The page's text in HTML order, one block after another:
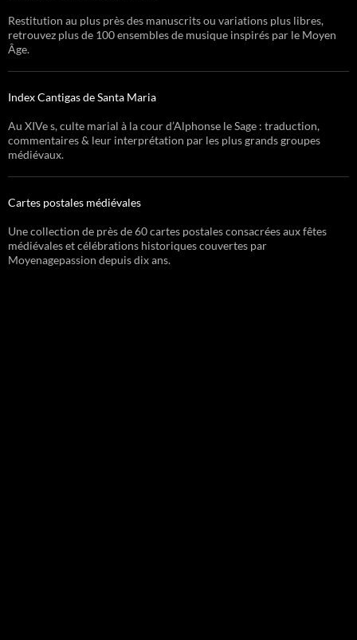
Restitution au plus près des manuscrits ou variations plus libres,
retrouvez plus de 100 ensembles de musique inspirés par le Moyen
Âge.
Index Cantigas de Santa Maria
Au XIVe s, culte marial à la cour d’Alphonse le Sage : traduction,
commentaires & leur interprétation par les plus grands groupes
médiévaux.
Cartes postales médiévales
Une collection de près de 60 cartes postales consacrées aux fêtes
médiévales et célébrations historiques couvertes par
Moyenagepassion depuis dix ans.